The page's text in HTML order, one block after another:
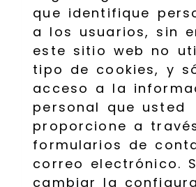
que identifique
a los usuarios, sin
este sitio web no
tipo de cookies, y
acceso a la
personal que usted
proporcione a
formularios de
correo electrónico.
cambiar la